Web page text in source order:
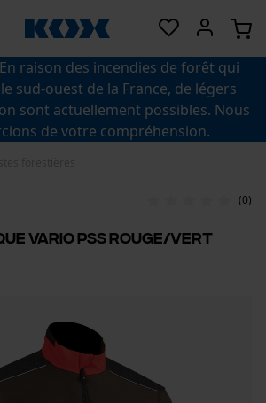
En raison des incendies de forêt qui
sud-ouest de la France, de légers
sont actuellement possibles. Nous
de votre compréhension.
(0)
Vario PSS rouge/vert